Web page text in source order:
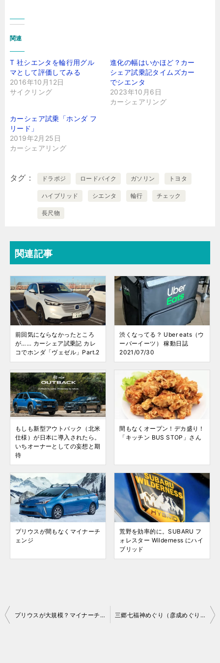
関連
T 社シエンタを輪行用グル
マとして評価してみる
2016年10月12日
サイクリング
進化の幅はいかほど？カー
シェア試乗記タイムズカー
でシエンタ
2023年10月6日
カーシェアリング
カーシェア試乗「ホンダ フ
リード」
2019年2月25日
カーシェアリング
タグ ドラポジ ロードバイク ガソリン トヨタ
ハイブリッド シエンタ 輪行 チェック
長尺物
関連記事
前回気にならなかったところ
が…… カーシェア試乗記 カレ
コでホンダ「ヴェゼル」Part.2
渋くなってる？ Uber eats（ウ
ーバーイーツ） 稼動日誌
2021/07/30
もしも新型アウトバック（北米
仕様）が日本に導入されたら。
いちオーナーとしての妄想と期
待
間もなくオープン！デカ盛り！
「キッチン BUS STOP」さん
プリウスが間もなくマイナーチ
ェンジ
荒野を効率的に。SUBARU フ
ォレスター Wilderness にハイ
ブリッド
投
プリウスが大規模？マイナーチェンジ 三郷七福神めぐり（彦成めぐり）してみました